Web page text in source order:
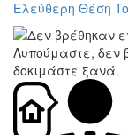
Ελεύθερη Θέση
Λυπούμαστε,
δοκιμάστε ξανά.